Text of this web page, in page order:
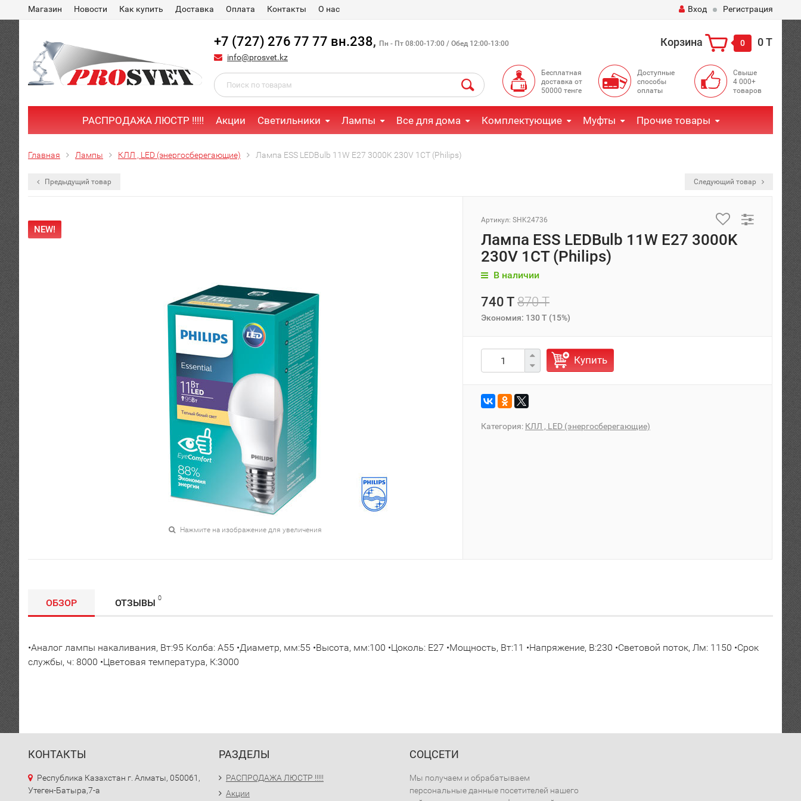
Магазин Новости Как купить Доставка Оплата Контакты О нас Вход Регистрация
+7 (727) 276 77 77 вн.238, Пн - Пт 08:00-17:00 / Обед 12:00-13:00
info@prosvet.kz
Корзина 0 0 T
Бесплатная
доставка от
50000 тенге
Доступные
способы
оплаты
Свыше
4 000+
товаров
РАСПРОДАЖА ЛЮСТР !!!!! Акции Светильники Лампы Все для дома Комплектующие Муфты Прочие товары
Главная Лампы КЛЛ , LED (энергосберегающие) Лампа ESS LEDBulb 11W E27 3000K 230V 1CT (Philips)
Предыдущий товар Следующий товар
NEW!
Нажмите на изображение для увеличения
Артикул: SHK24736
Лампа ESS LEDBulb 11W E27 3000K
230V 1CT (Philips)
В наличии
740 T 870 T
Экономия: 130 T (15%)
Купить
Категория: КЛЛ , LED (энергосберегающие)
ОБЗОР ОТЗЫВЫ 0
•Аналог лампы накаливания, Вт:95 Колба: А55 •Диаметр, мм:55 •Высота, мм:100 •Цоколь: E27 •Мощность, Вт:11 •Напряжение, В:230 •Световой поток, Лм: 1150 •Срок
службы, ч: 8000 •Цветовая температура, К:3000
КОНТАКТЫ
Республика Казахстан г. Алматы, 050061,
Утеген-Батыра,7-а
РАЗДЕЛЫ
РАСПРОДАЖА ЛЮСТР !!!!!
Акции
СОЦСЕТИ
Мы получаем и обрабатываем
персональные данные посетителей нашего